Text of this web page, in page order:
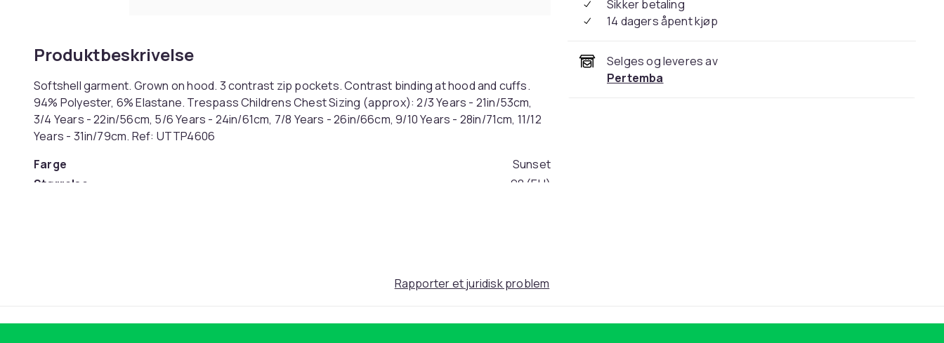
Produktbeskrivelse
Softshell garment. Grown on hood. 3 contrast zip pockets. Contrast binding at hood and cuffs.
94% Polyester, 6% Elastane. Trespass Childrens Chest Sizing (approx): 2/3 Years - 21in/53cm,
3/4 Years - 22in/56cm, 5/6 Years - 24in/61cm, 7/8 Years - 26in/66cm, 9/10 Years - 28in/71cm, 11/12
Years - 31in/79cm. Ref: UTTP4606
Farge
Sunset
Størrelse
98 (EU)
Sikker betaling
14 dagers åpent kjøp
Selges og leveres av
Pertemba
Rapporter et juridisk problem